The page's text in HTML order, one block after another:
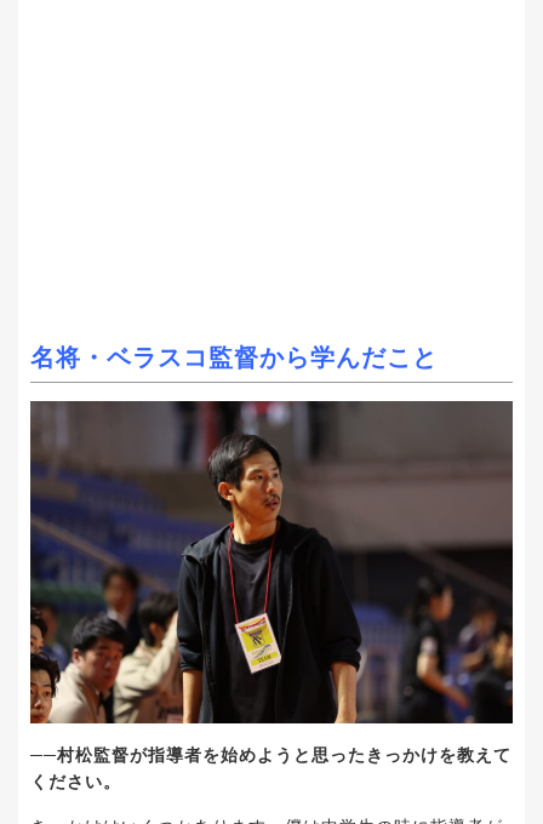
名将・ベラスコ監督から学んだこと
──村松監督が指導者を始めようと思ったきっかけを教えて
ください。